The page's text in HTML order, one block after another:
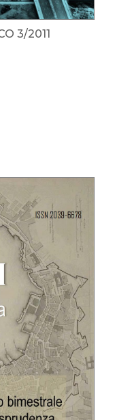
3/2011